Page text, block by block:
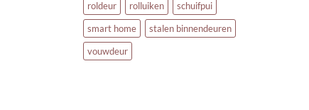
roldeur
rolluiken
schuifpui
smart home
stalen binnendeuren
vouwdeur